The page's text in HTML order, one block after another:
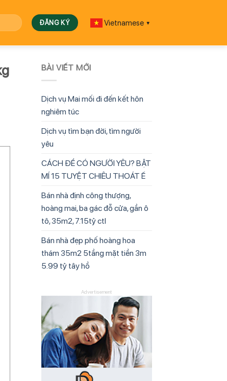
Vietnamese ▼
BÀI VIẾT MỚI
Dịch vụ Mai mối đi đến kết hôn
nghiêm túc
Dịch vụ tìm bạn đời, tìm người
yêu
CÁCH ĐỂ CÓ NGƯỜI YÊU? BẬT
MÍ 15 TUYỆT CHIÊU THOÁT Ế
Bán nhà định công thượng,
hoàng mai, ba gác đỗ cửa, gần ô
tô, 35m2, 7.15tỷ ctl
Bán nhà đẹp phố hoàng hoa
thám 35m2 5tầng mặt tiền 3m
5.99 tỷ tây hồ
Advertisement